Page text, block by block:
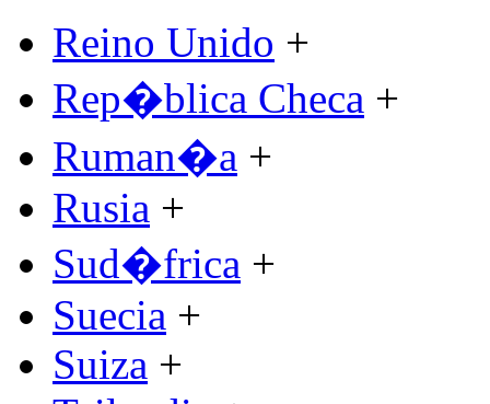
Reino Unido +
Rep�blica Checa +
Ruman�a +
Rusia +
Sud�frica +
Suecia +
Suiza +